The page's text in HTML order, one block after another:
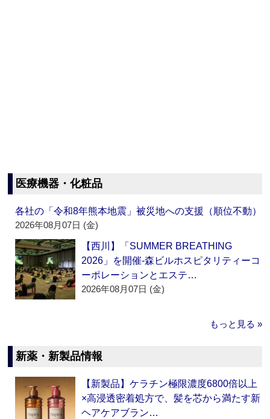
医療機器・化粧品
各社の「令和8年熊本地震」被災地への支援（順位不動）
2026年08月07日 (金)
【西川】「SUMMER BREATHING
2026」を開催‐森ビルホスピタリティーコ
ーポレーションとエステ…
2026年08月07日 (金)
もっと見る »
新薬・新製品情報
【新製品】ケラチン極限濃度6800倍以上
×高浸透密着処方で、髪を芯から満たす新
ヘアケアブラン…